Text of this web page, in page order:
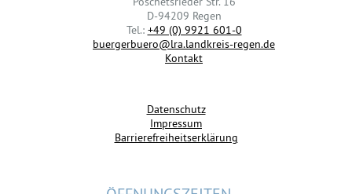
D-94209 Regen
Tel.: +49 (0) 9921 601-0
buergerbuero@lra.landkreis-regen.de
Kontakt
Datenschutz
Impressum
Barrierefreiheitserklärung